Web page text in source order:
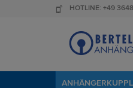
HOTLINE: +49